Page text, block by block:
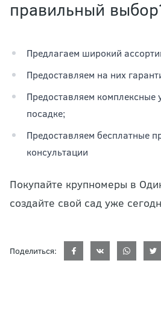
правильный
Предлагаем широкий
Предоставляем на них
Предоставляем комплексные
посадке;
Предоставляем бесплатные
консультации
Покупайте крупномеры в
создайте свой сад уже
Поделиться: